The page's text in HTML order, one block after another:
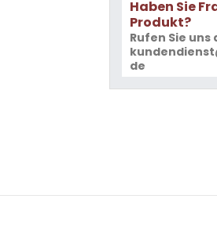
Haben Sie
Produkt?
Rufen Sie uns
de